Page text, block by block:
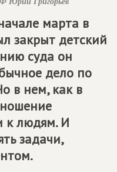
марта в
закрыт детский
суда он
дело по
в нем, как в
к людям. И
задачи,